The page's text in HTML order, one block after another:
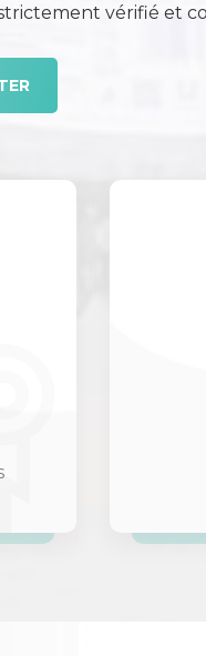
vérifié et